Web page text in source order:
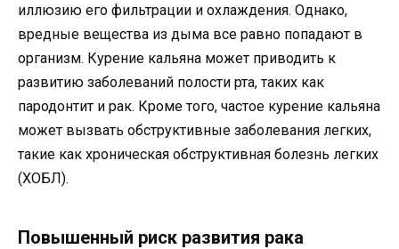
иллюзию его фильтрации и охлаждения. Однако,
вредные вещества из дыма все равно попадают в
организм. Курение кальяна может приводить к
развитию заболеваний полости рта, таких как
пародонтит и рак. Кроме того, частое курение кальяна
может вызвать обструктивные заболевания легких,
такие как хроническая обструктивная болезнь легких
(ХОБЛ).
Повышенный риск развития рака